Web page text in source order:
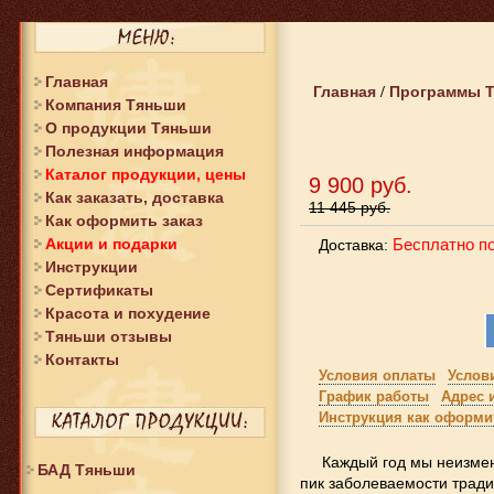
Главная
Компания Тяньши
О продукции Тяньши
Полезная информация
Каталог продукции, цены
Как заказать, доставка
Как оформить заказ
Акции и подарки
Инструкции
Сертификаты
Красота и похудение
Тяньши отзывы
Контакты
БАД Тяньши
Главная / Программы
9 900 руб.
11 445 руб.
Доставка: Бесплатно
Условия оплаты
График работы
Адрес
Инструкция как
Каждый год мы
пик заболеваемости